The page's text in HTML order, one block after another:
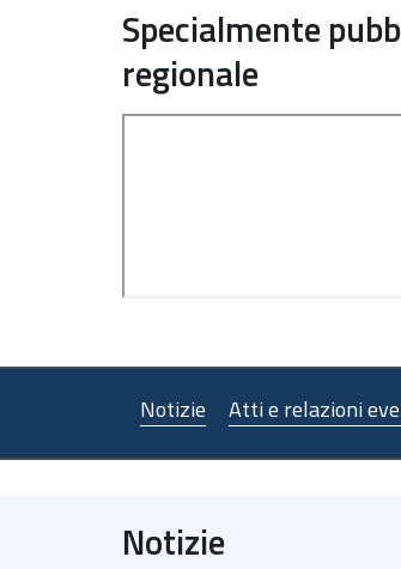
Specialmente
regionale
Notizie Atti e relazioni
Notizie